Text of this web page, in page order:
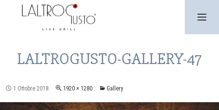
LALTROGUSTO-GALLERY-47
1 Ottobre 2018 1920 × 1280 Gallery